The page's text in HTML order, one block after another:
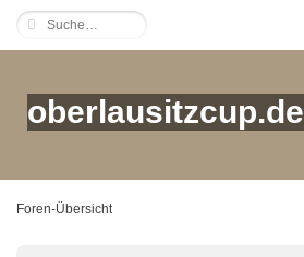
oberlausitzcup.de
Foren-Übersicht